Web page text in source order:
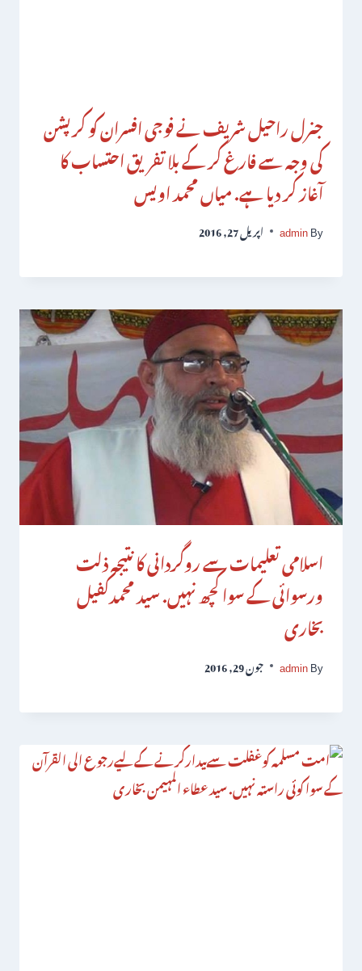
جنرل راحیل شریف نے فوجی افسران کو کرپشن
کی وجہ سے فارغ کر کے بلا تفریق احتساب کا
آغاز کر دیا ہے. میاں محمد اویس
By
admin اپریل 27, 2016
اسلامی تعلیمات سے روگردانی کا نتیجہ ذلت
ورسوائی کے سواکچھ نہیں. سید محمدکفیل
بخاری
By
admin جون 29, 2016